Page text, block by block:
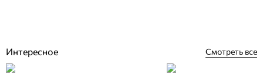
Интересное Смотреть все